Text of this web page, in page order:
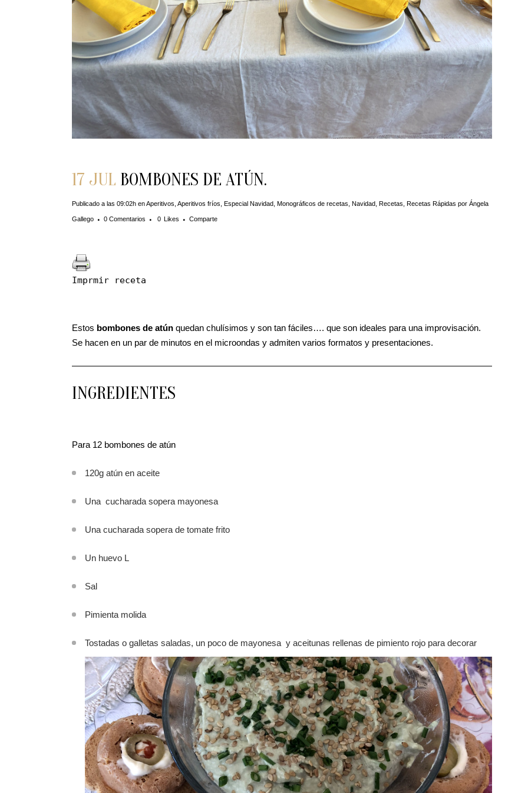
17 JUL BOMBONES DE ATÚN.
Publicado a las 09:02h enAperitivos Aperitivos fríos Especial Navidad Monográficos de recetas Navidad Recetas Recetas Rápidas por Ángela
Gallego 0 Comentarios 0 Likes Comparte
Imprmir receta
Estos bombones de atún quedan chulísimos y son tan fáciles…. que son ideales para una improvisación.
Se hacen en un par de minutos en el microondas y admiten varios formatos y presentaciones.
INGREDIENTES
Para 12 bombones de atún
120g atún en aceite
Una cucharada sopera mayonesa
Una cucharada sopera de tomate frito
Un huevo L
Sal
Pimienta molida
Tostadas o galletas saladas, un poco de mayonesa y aceitunas rellenas de pimiento rojo para decorar